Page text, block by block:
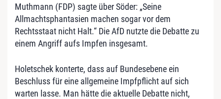
Muthmann (FDP) sagte über Söder: „Seine
Allmachtsphantasien machen sogar vor dem
Rechtsstaat nicht Halt.“ Die AfD nutzte die Debatte zu
einem Angriff aufs Impfen insgesamt.
Holetschek konterte, dass auf Bundesebene ein
Beschluss für eine allgemeine Impfpflicht auf sich
warten lasse. Man hätte die aktuelle Debatte nicht,